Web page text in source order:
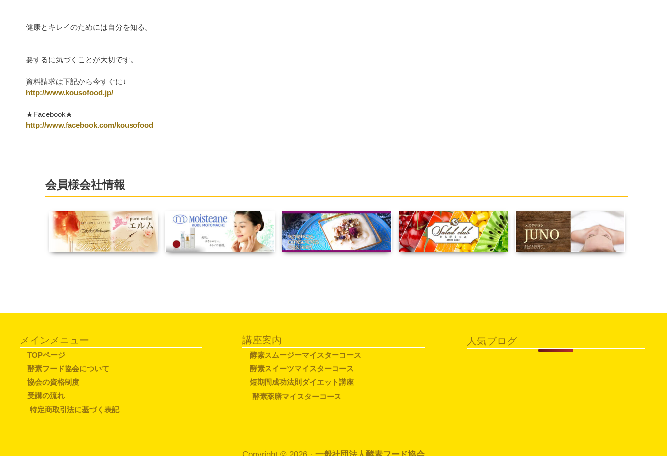
健康とキレイのためには自分を知る。
要するに気づくことが大切です。
資料請求は下記から今すぐに↓
http://www.kousofood.jp/
★Facebook★
http://www.facebook.com/kousofood
会員様会社情報
メインメニュー
TOPページ
酵素フード協会について
協会の資格制度
受講の流れ
特定商取引法に基づく表記
講座案内
酵素スムージーマイスターコース
酵素スイーツマイスターコース
短期間成功法則ダイエット講座
酵素薬膳マイスターコース
人気ブログ